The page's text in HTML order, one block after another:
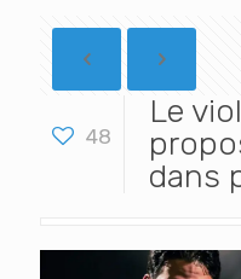
48
Le
dans